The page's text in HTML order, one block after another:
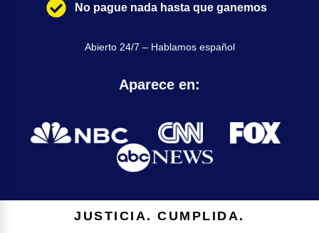
No pague nada hasta que ganemos
Abierto 24/7 – Hablamos español
Aparece en:
JUSTICIA. CUMPLIDA.